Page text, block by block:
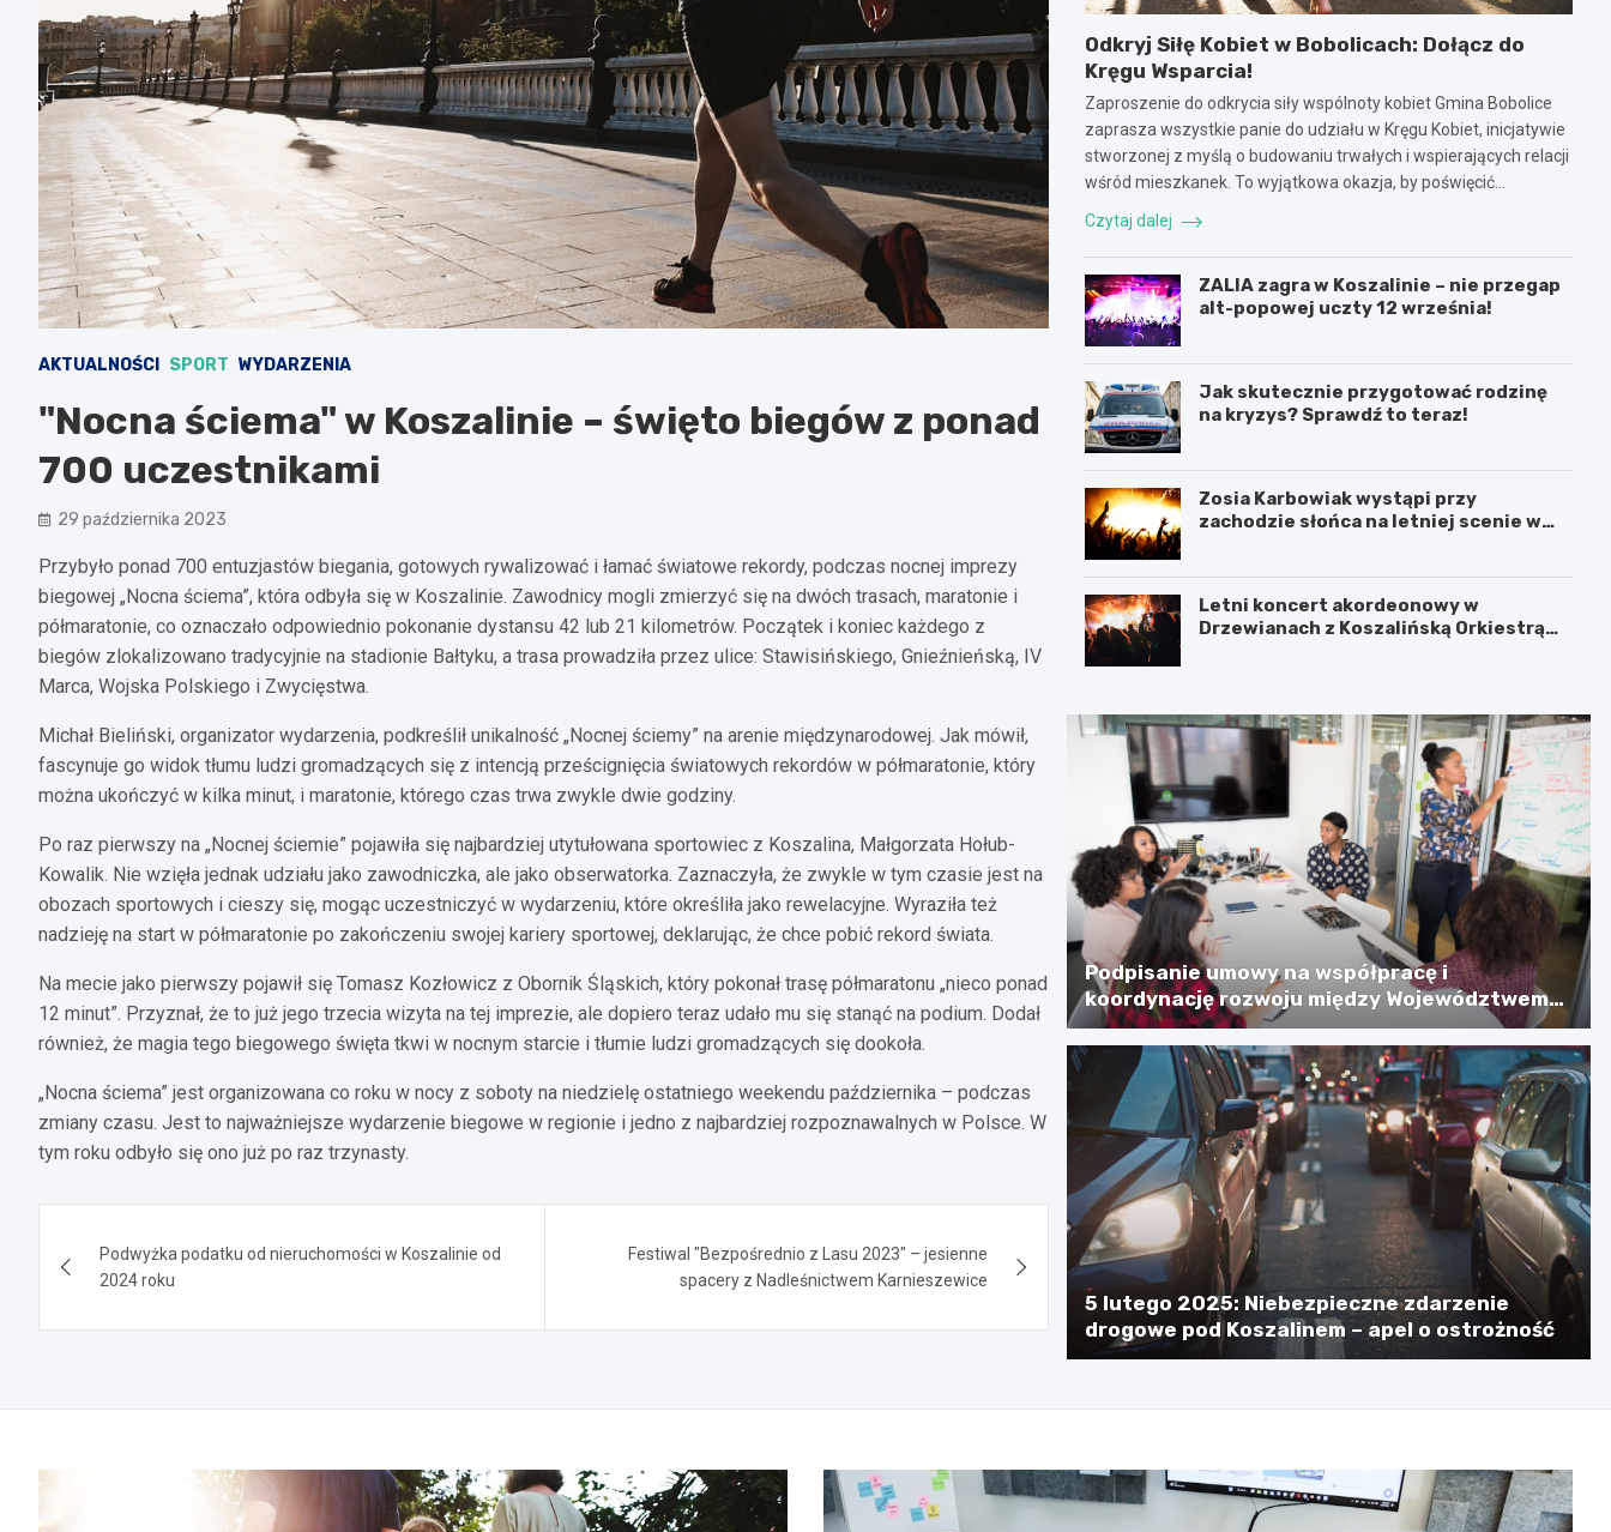
AKTUALNOŚCI SPORT WYDARZENIA
"Nocna ściema" w Koszalinie – święto biegów z ponad
700 uczestnikami
29 października 2023
Przybyło ponad 700 entuzjastów biegania, gotowych rywalizować i łamać światowe rekordy, podczas nocnej imprezy
biegowej „Nocna ściema”, która odbyła się w Koszalinie. Zawodnicy mogli zmierzyć się na dwóch trasach, maratonie i
półmaratonie, co oznaczało odpowiednio pokonanie dystansu 42 lub 21 kilometrów. Początek i koniec każdego z
biegów zlokalizowano tradycyjnie na stadionie Bałtyku, a trasa prowadziła przez ulice: Stawisińskiego, Gnieźnieńską, IV
Marca, Wojska Polskiego i Zwycięstwa.
Michał Bieliński, organizator wydarzenia, podkreślił unikalność „Nocnej ściemy” na arenie międzynarodowej. Jak mówił,
fascynuje go widok tłumu ludzi gromadzących się z intencją prześcignięcia światowych rekordów w półmaratonie, który
można ukończyć w kilka minut, i maratonie, którego czas trwa zwykle dwie godziny.
Po raz pierwszy na „Nocnej ściemie” pojawiła się najbardziej utytułowana sportowiec z Koszalina, Małgorzata Hołub-
Kowalik. Nie wzięła jednak udziału jako zawodniczka, ale jako obserwatorka. Zaznaczyła, że zwykle w tym czasie jest na
obozach sportowych i cieszy się, mogąc uczestniczyć w wydarzeniu, które określiła jako rewelacyjne. Wyraziła też
nadzieję na start w półmaratonie po zakończeniu swojej kariery sportowej, deklarując, że chce pobić rekord świata.
Na mecie jako pierwszy pojawił się Tomasz Kozłowicz z Obornik Śląskich, który pokonał trasę półmaratonu „nieco ponad
12 minut”. Przyznał, że to już jego trzecia wizyta na tej imprezie, ale dopiero teraz udało mu się stanąć na podium. Dodał
również, że magia tego biegowego święta tkwi w nocnym starcie i tłumie ludzi gromadzących się dookoła.
„Nocna ściema” jest organizowana co roku w nocy z soboty na niedzielę ostatniego weekendu października – podczas
zmiany czasu. Jest to najważniejsze wydarzenie biegowe w regionie i jedno z najbardziej rozpoznawalnych w Polsce. W
tym roku odbyło się ono już po raz trzynasty.
wpisuPodwyżka podatku od nieruchomości w Koszalinie od
2024 roku
Festiwal "Bezpośrednio z Lasu 2023" – jesienne
spacery z Nadleśnictwem Karnieszewice
Odkryj Siłę Kobiet w Bobolicach: Dołącz do
Kręgu Wsparcia!
Zaproszenie do odkrycia siły wspólnoty kobiet Gmina Bobolice
zaprasza wszystkie panie do udziału w Kręgu Kobiet, inicjatywie
stworzonej z myślą o budowaniu trwałych i wspierających relacji
wśród mieszkanek. To wyjątkowa okazja, by poświęcić…
Czytaj dalej
ZALIA zagra w Koszalinie – nie przegap
alt-popowej uczty 12 września!
Jak skutecznie przygotować rodzinę
na kryzys? Sprawdź to teraz!
Zosia Karbowiak wystąpi przy
zachodzie słońca na letniej scenie w
Letni koncert akordeonowy w
Drzewianach z Koszalińską Orkiestrą
Podpisanie umowy na współpracę i
koordynację rozwoju między Województwem
Zachodniopomorskim a Gminą Miastem
Koszalin
5 lutego 2025: Niebezpieczne zdarzenie
drogowe pod Koszalinem – apel o ostrożność